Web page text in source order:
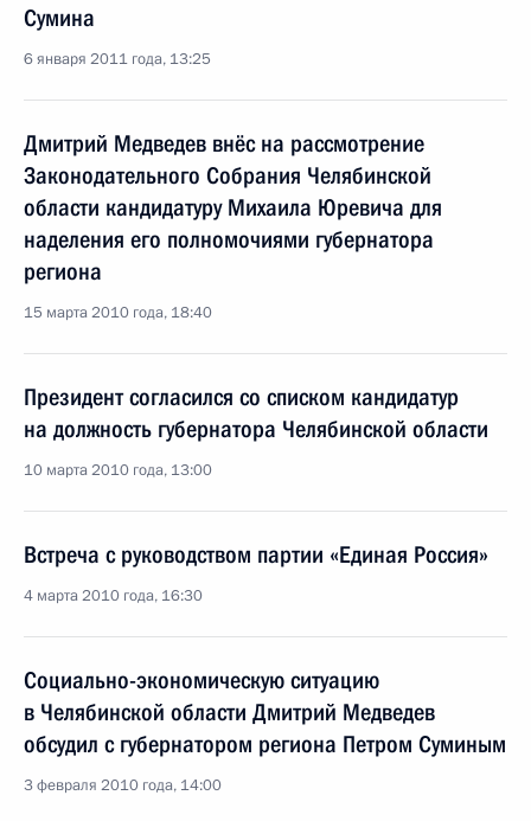
Сумина
6 января 2011 года, 13:25
Дмитрий Медведев внёс на рассмотрение
Законодательного Собрания Челябинской
области кандидатуру Михаила Юревича для
наделения его полномочиями губернатора
региона
15 марта 2010 года, 18:40
Президент согласился со списком кандидатур
на должность губернатора Челябинской области
10 марта 2010 года, 13:00
Встреча с руководством партии «Единая Россия»
4 марта 2010 года, 16:30
Социально-экономическую ситуацию
в Челябинской области Дмитрий Медведев
обсудил с губернатором региона Петром Суминым
3 февраля 2010 года, 14:00